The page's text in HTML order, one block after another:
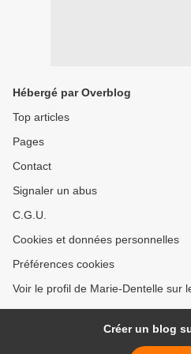
Hébergé par Overblog
Top articles
Pages
Contact
Signaler un abus
C.G.U.
Cookies et données personnelles
Préférences cookies
Voir le profil de Marie-Dentelle sur
Créer un blog